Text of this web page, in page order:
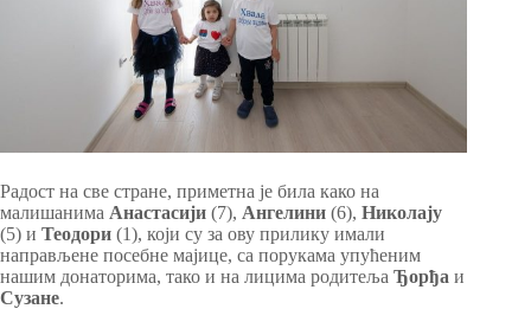
Радост на све стране, приметна је била како на
малишанима Анастасији (7), Ангелини (6), Николају
(5) и Теодори (1), који су за ову прилику имали
направљене посебне мајице, са порукама упућеним
нашим донаторима, тако и на лицима родитеља Ђорђа и
Сузане.